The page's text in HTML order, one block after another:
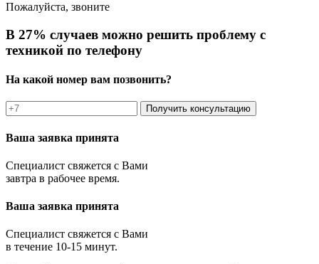
Пожалуйста, звоните
В 27% случаев можно решить проблему с
техникой по телефону
На какой номер вам позвонить?
Получить консультацию
Ваша заявка принята
Специалист свяжется с Вами
завтра в рабочее время.
Ваша заявка принята
Специалист свяжется с Вами
в течение 10-15 минут.